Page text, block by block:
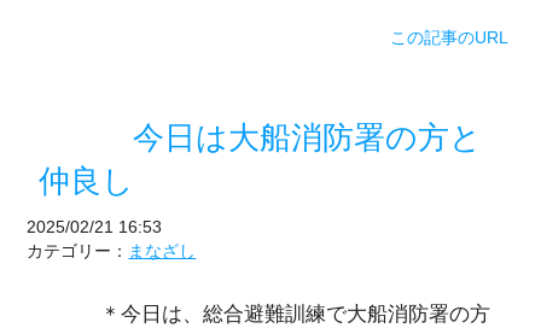
この記事のURL
今日は大船消防署の方と
仲良し
2025/02/21 16:53
カテゴリー： まなざし
＊今日は、総合避難訓練で大船消防署の方